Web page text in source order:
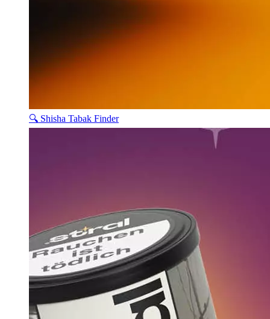
🔍 Shisha Tabak Finder